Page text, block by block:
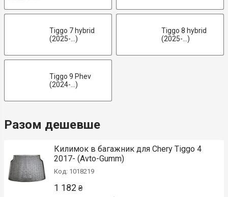
Tiggo 7 hybrid
(2025-...)
Tiggo 8 hybrid
(2025-...)
Tiggo 9 Phev
(2024-...)
Разом дешевше
Килимок в багажник для Chery Tiggo 4
2017- (Avto-Gumm)
Код: 1018219
1 182 ₴